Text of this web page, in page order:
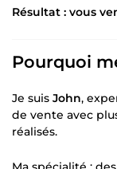
Résultat : vous
Pourquoi
Je suis John,
de vente avec
réalisés.